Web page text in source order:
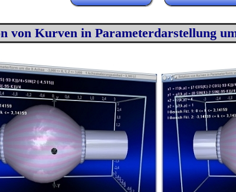
von Kurven in Parameterdarstellung